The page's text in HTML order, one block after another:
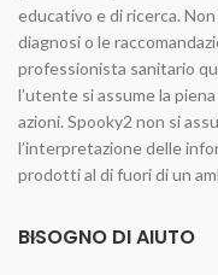
educativo e di ricerca.
diagnosi o le
professionista sanitario
l’utente si assume la
azioni. Spooky2 non si
l’interpretazione delle
prodotti al di fuori di un
BISOGNO DI AIUTO